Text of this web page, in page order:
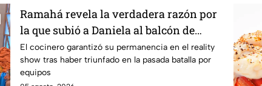
Ramahá revela la verdadera razón por
la que subió a Daniela al balcón de
MasterChef 24/7
El cocinero garantizó su permanencia en el reality
show tras haber triunfado en la pasada batalla por
equipos